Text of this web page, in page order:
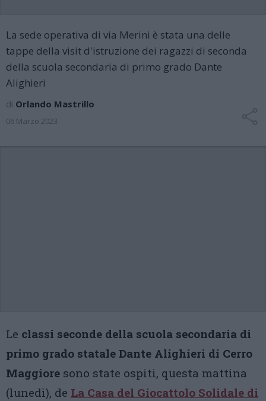
La sede operativa di via Merini è stata una delle
tappe della visit d'istruzione dei ragazzi di seconda
della scuola secondaria di primo grado Dante
Alighieri
di Orlando Mastrillo
06 Marzo 2023
Le classi seconde della scuola secondaria di
primo grado statale Dante Alighieri di Cerro
Maggiore sono state ospiti, questa mattina
(lunedì), de La Casa del Giocattolo Solidale di